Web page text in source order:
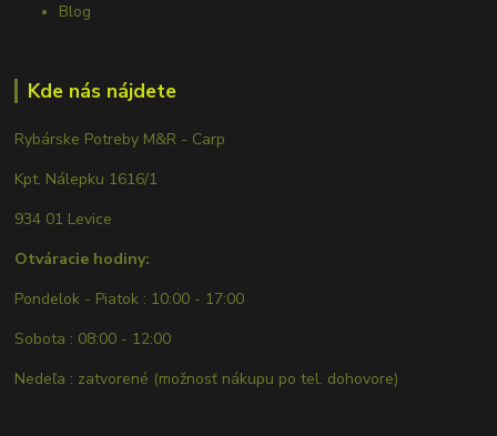
Blog
Kde nás nájdete
Rybárske Potreby M&R - Carp
Kpt. Nálepku 1616/1
934 01 Levice
Otváracie hodiny:
Pondelok - Piatok : 10:00 - 17:00
Sobota : 08:00 - 12:00
Nedeľa : zatvorené (možnosť nákupu po tel. dohovore)